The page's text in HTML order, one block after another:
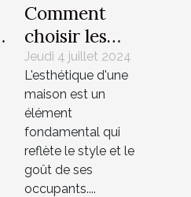
Comment
choisir les
meilleurs
volets pour
améliorer
l'esthétique
de votre
maison
Jeudi 4 juillet 2024
L'esthétique d'une
maison est un
élément
fondamental qui
reflète le style et le
goût de ses
occupants....